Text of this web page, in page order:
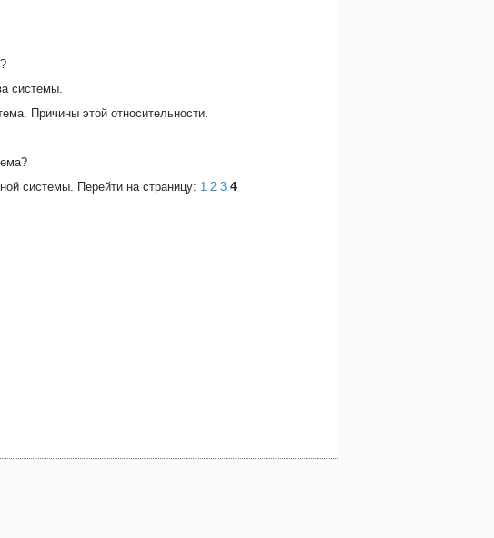
системы.
Причины этой относительности.
системы. Перейти на страницу: 1 2 3 4